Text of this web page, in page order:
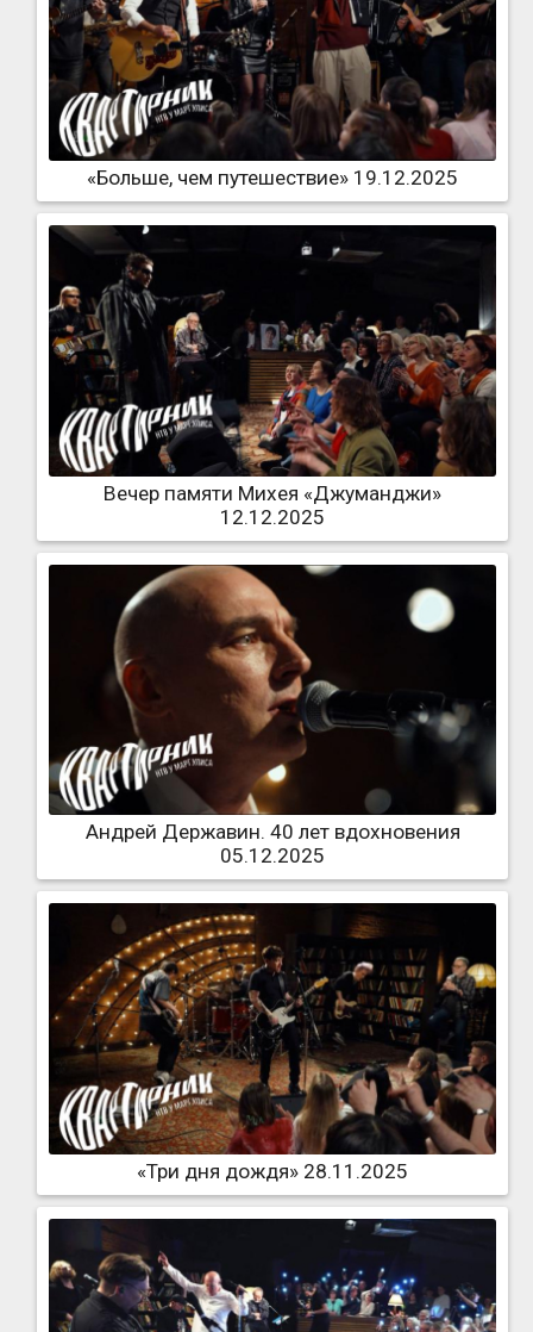
«Больше, чем путешествие» 19.12.2025
Вечер памяти Михея «Джуманджи»
12.12.2025
Андрей Державин. 40 лет вдохновения
05.12.2025
«Три дня дождя» 28.11.2025